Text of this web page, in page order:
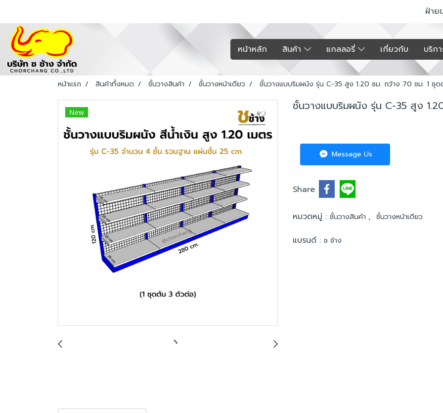
ฝ่าย
หน้าหลัก สินค้า แกลลอรี่ เกี่ยวกับ บริก
หน้าแรก สินค้าทั้งหมด ชั้นวางสินค้า ชั้นวางหน้าเดียว ชั้นวางแบบริมผนัง รุ่น C-35 สูง 1.20 ซม. กว้าง 70 ซม. 1 ชุ
New ชั้นวางแบบริมผนัง รุ่น C-35 สูง
Message Us
Share
หมวดหมู่ : ชั้นวางสินค้า , ชั้นวางหน้าเดียว
แบรนด์ : ช ช้าง